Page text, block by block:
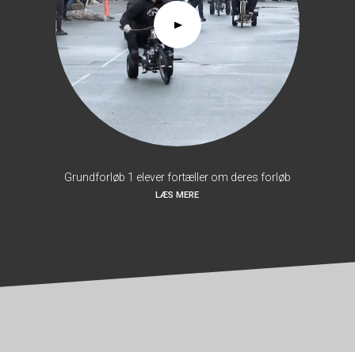
Grundforløb 1 elever fortæller om deres forløb
LÆS MERE